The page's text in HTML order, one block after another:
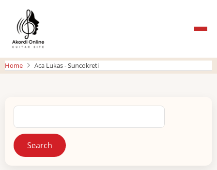
main
content
Home Aca Lukas - Suncokreti
Search